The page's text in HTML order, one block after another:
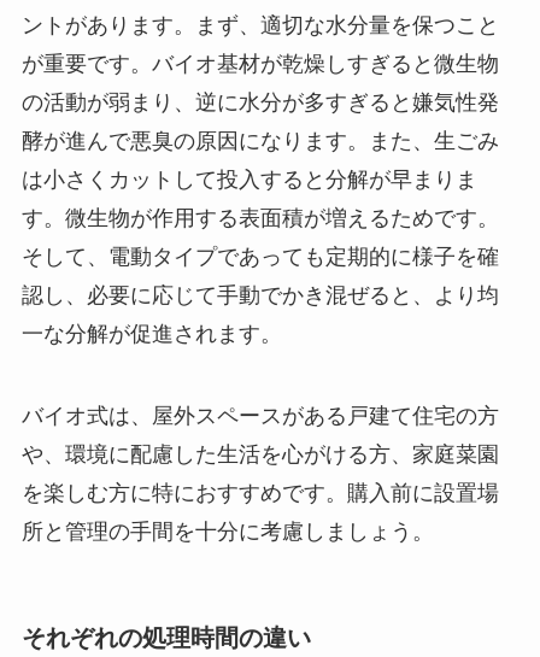
ントがあります。まず、適切な水分量を保つこと
が重要です。バイオ基材が乾燥しすぎると微生物
の活動が弱まり、逆に水分が多すぎると嫌気性発
酵が進んで悪臭の原因になります。また、生ごみ
は小さくカットして投入すると分解が早まりま
す。微生物が作用する表面積が増えるためです。
そして、電動タイプであっても定期的に様子を確
認し、必要に応じて手動でかき混ぜると、より均
一な分解が促進されます。
バイオ式は、屋外スペースがある戸建て住宅の方
や、環境に配慮した生活を心がける方、家庭菜園
を楽しむ方に特におすすめです。購入前に設置場
所と管理の手間を十分に考慮しましょう。
それぞれの処理時間の違い